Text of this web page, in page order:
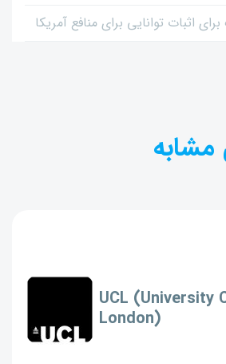
اثبات توانایی برای منافع آمریکا
مشابه
UCL (University
London)